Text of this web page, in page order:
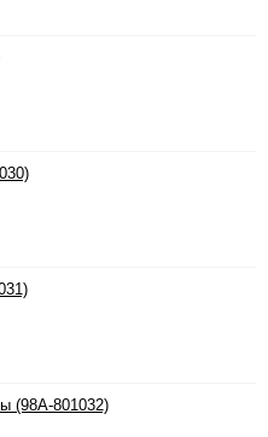
(98A-801032)